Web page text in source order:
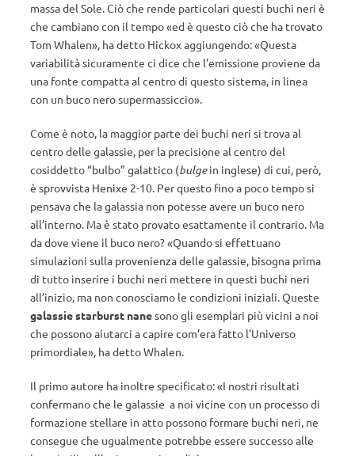
massa del Sole. Ciò che rende particolari questi buchi neri è
che cambiano con il tempo «ed è questo ciò che ha trovato
Tom Whalen», ha detto Hickox aggiungendo: «Questa
variabilità sicuramente ci dice che l’emissione proviene da
una fonte compatta al centro di questo sistema, in linea
con un buco nero supermassiccio».
Come è noto, la maggior parte dei buchi neri si trova al
centro delle galassie, per la precisione al centro del
cosiddetto “bulbo” galattico (bulgein inglese) di cui, però,
è sprovvista Henixe 2-10. Per questo fino a poco tempo si
pensava che la galassia non potesse avere un buco nero
all’interno. Ma è stato provato esattamente il contrario. Ma
da dove viene il buco nero? «Quando si effettuano
simulazioni sulla provenienza delle galassie, bisogna prima
di tutto inserire i buchi neri mettere in questi buchi neri
all’inizio, ma non conosciamo le condizioni iniziali. Queste
galassie starburst nanesono gli esemplari più vicini a noi
che possono aiutarci a capire com’era fatto l’Universo
primordiale», ha detto Whalen.
Il primo autore ha inoltre specificato: «I nostri risultati
confermano che le galassie a noi vicine con un processo di
formazione stellare in atto possono formare buchi neri, ne
consegue che ugualmente potrebbe essere successo alle